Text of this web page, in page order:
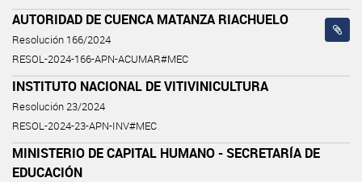
AUTORIDAD DE CUENCA MATANZA RIACHUELO
Resolución 166/2024
RESOL-2024-166-APN-ACUMAR#MEC
INSTITUTO NACIONAL DE VITIVINICULTURA
Resolución 23/2024
RESOL-2024-23-APN-INV#MEC
MINISTERIO DE CAPITAL HUMANO - SECRETARÍA DE
EDUCACIÓN